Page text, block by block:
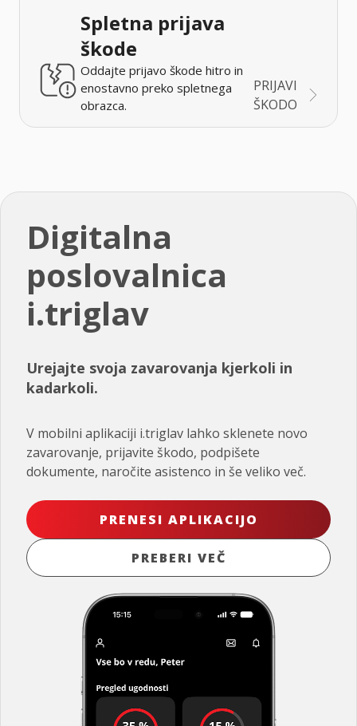
Spletna prijava
škode
Oddajte prijavo škode hitro in
enostavno preko spletnega
obrazca.
PRIJAVI
ŠKODO
Digitalna
poslovalnica
i.triglav
Urejajte svoja zavarovanja kjerkoli in
kadarkoli.
V mobilni aplikaciji i.triglav lahko sklenete novo
zavarovanje, prijavite škodo, podpišete
dokumente, naročite asistenco in še veliko več.
PRENESI APLIKACIJO
PREBERI VEČ